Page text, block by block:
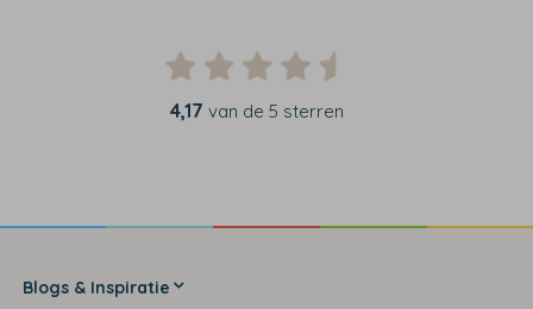
4,17 van de 5 sterren
Blogs & Inspiratie